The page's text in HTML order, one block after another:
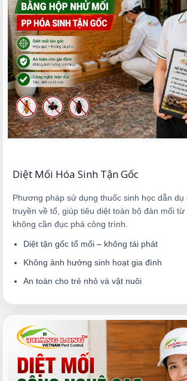
Diệt Mối Hóa Sinh Tận Gốc
Phương pháp sử dụng thuốc sinh học dẫn dụ
truyền về tổ, giúp tiêu diệt toàn bộ đàn mối từ
không cần đục phá công trình.
Diệt tận gốc tổ mối – không tái phát
Không ảnh hưởng sinh hoạt gia đình
An toàn cho trẻ nhỏ và vật nuôi